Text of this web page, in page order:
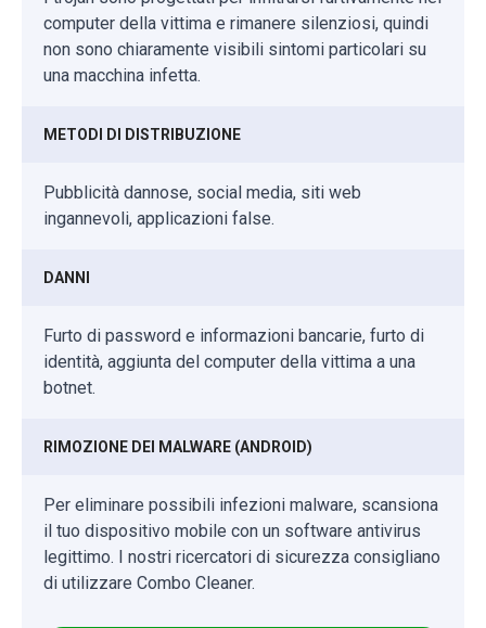
computer della vittima e rimanere silenziosi, quindi
non sono chiaramente visibili sintomi particolari su
una macchina infetta.
METODI DI DISTRIBUZIONE
Pubblicità dannose, social media, siti web
ingannevoli, applicazioni false.
DANNI
Furto di password e informazioni bancarie, furto di
identità, aggiunta del computer della vittima a una
botnet.
RIMOZIONE DEI MALWARE (ANDROID)
Per eliminare possibili infezioni malware, scansiona
il tuo dispositivo mobile con un software antivirus
legittimo. I nostri ricercatori di sicurezza consigliano
di utilizzare Combo Cleaner.